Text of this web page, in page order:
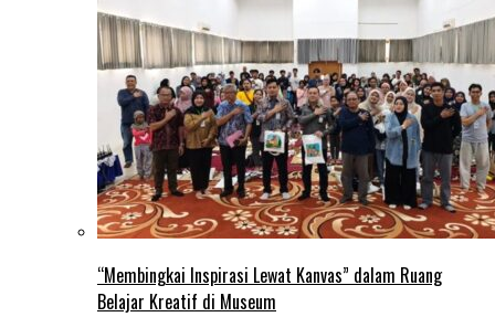
“Membingkai Inspirasi Lewat Kanvas” dalam Ruang
Belajar Kreatif di Museum